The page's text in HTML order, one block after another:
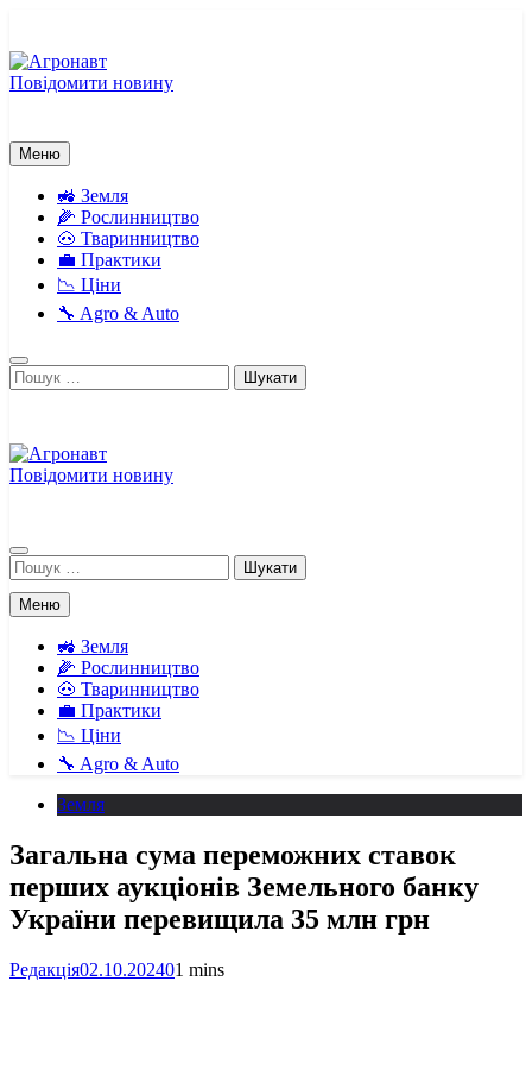
вмісту
Повідомити новину
Меню
🚜 Земля
🌽 Рослинництво
🐽 Тваринництво
💼 Практики
📉 Ціни
🔧 Agro & Auto
Пошук:
Повідомити новину
Пошук:
Меню
🚜 Земля
🌽 Рослинництво
🐽 Тваринництво
💼 Практики
📉 Ціни
🔧 Agro & Auto
Земля
Загальна сума переможних ставок
перших аукціонів Земельного банку
України перевищила 35 млн грн
Редакція02.10.202401 mins